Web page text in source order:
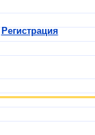
Регистрация